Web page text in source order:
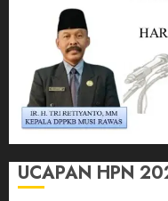
UCAPAN HPN